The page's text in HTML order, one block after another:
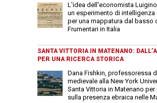
L'idea dell'economista
un esperimento di intelligenza
per una mappatura dal basso
Frumentari in Italia
SANTA VITTORIA IN MATENANO:
PER UNA RICERCA STORICA
Dana Fishkin, professoressa
medievale alla New York
Santa Vittoria in Matenano per
sulla presenza ebraica nelle